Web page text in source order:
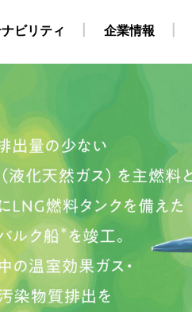
燃料
・投資家の皆様へ IRよくある
ガバナンス
“K” LINE
ナブル・ファイナンス DX戦略
ビリティ
運航船腹 “K” LINEの
企業情報
情報
陸上職 障がい者採用情